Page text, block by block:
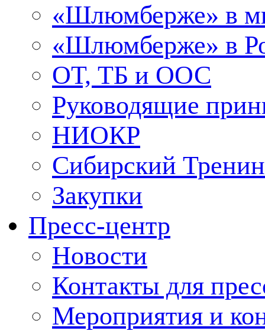
«Шлюмберже» в
«Шлюмберже» в
ОТ, ТБ и ООС
Руководящие
НИОКР
Сибирский
Закупки
Пресс-центр
Новости
Контакты для
Мероприятия и